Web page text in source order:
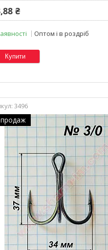
₴
Оптом і в роздріб
Купити
3496